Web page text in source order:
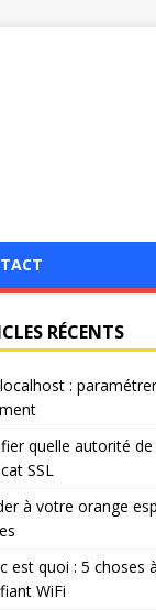
RÉCENTS
:
quelle autorité
SSL
à votre orange
est quoi : 5 choses
WiFi